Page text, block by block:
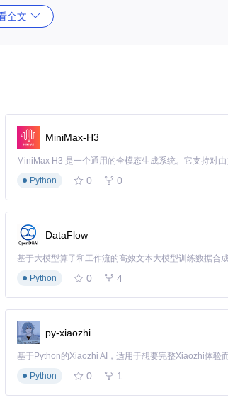
前所未有的分享体验。核心实现：[boringNotch/
息、社交媒体和云存储服务等。系统会学习你的
式。
务顺序。
海区域的分享图标上，系统就会自动调用相应的
。
。
全文
MiniMax-H3
Python
0 0
DataFlow
基于大模型算子和工作流的高效文本大模型训练数据合
Python
0 4
py-xiaozhi
Python
0 1